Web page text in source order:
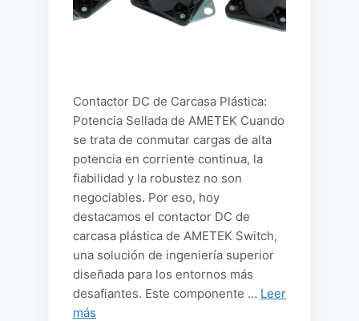
Contactor DC de Carcasa Plástica:
Potencia Sellada de AMETEK Cuando
se trata de conmutar cargas de alta
potencia en corriente continua, la
fiabilidad y la robustez no son
negociables. Por eso, hoy
destacamos el contactor DC de
carcasa plástica de AMETEK Switch,
una solución de ingeniería superior
diseñada para los entornos más
desafiantes. Este componente … Leer
más